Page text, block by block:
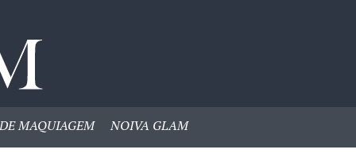
MAQUIAGEM NOIVA GLAM